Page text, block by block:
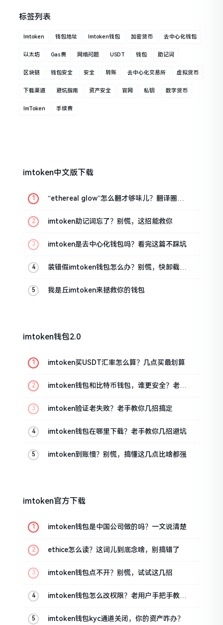
标签列表
Imtoken 钱包地址 Imtoken钱包 加密货币 去中心化钱包
以太坊 Gas费 网络问题 USDT 钱包 助记词
区块链 钱包安全 安全 转账 去中心化交易所 虚拟货币
下载渠道 避坑指南 资产安全 官网 私钥 数字货币
ImToken 手续费
imtoken中文版下载
“ethereal glow”怎么翻才够味儿？翻译圈老
imtoken助记词忘了？别慌，这招能救你
imtoken是去中心化钱包吗？看完这篇不踩坑
装错假imtoken钱包怎么办？别慌，快卸载，
我是丘imtoken来拯救你的钱包
imtoken钱包2.0
imtoken买USDT汇率怎么算？几点买最划算
imtoken钱包和比特币钱包，谁更安全？老玩
imtoken验证老失败？老手教你几招搞定
imtoken钱包在哪里下载？老手教你几招避坑
imtoken到账慢？别慌，搞懂这几点比啥都强
imtoken官方下载
imtoken钱包是中国公司做的吗？一文说清楚
ethice怎么读？这词儿到底念啥，别搞错了
imtoken钱包点不开？别慌，试试这几招
imtoken钱包怎么改权限？老用户手把手教你
imtoken钱包kyc通道关闭，你的资产咋办？